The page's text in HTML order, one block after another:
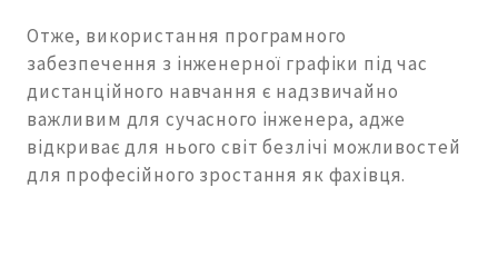
Отже, використання програмного
забезпечення з інженерної графіки під час
дистанційного навчання є надзвичайно
важливим для сучасного інженера, адже
відкриває для нього світ безлічі можливостей
для професійного зростання як фахівця.